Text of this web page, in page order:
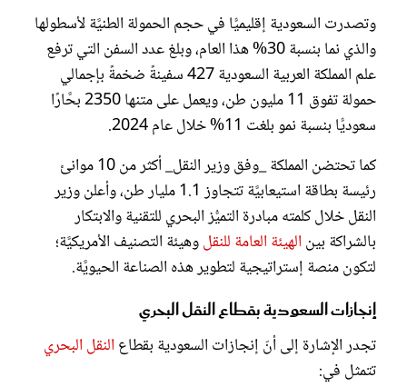
وتصدرت السعودية إقليميًّا في حجم الحمولة الطنيَّة لأسطولها
والذي نما بنسبة 30% هذا العام، وبلغ عدد السفن التي ترفع
علم المملكة العربية السعودية 427 سفينةً ضخمةً بإجمالي
حمولة تفوق 11 مليون طن، ويعمل على متنها 2350 بحَّارًا
سعوديًّا بنسبة نمو بلغت 11% خلال عام 2024.
كما تحتضن المملكة _وفق وزير النقل_ أكثر من 10 موانئ
رئيسة بطاقة استيعابيَّة تتجاوز 1.1 مليار طن، وأعلن وزير
النقل خلال كلمته مبادرة التميُّز البحري للتقنية والابتكار
بالشراكة بين الهيئة العامة للنقلوهيئة التصنيف الأمريكيَّة؛
لتكون منصة إستراتيجية لتطوير هذه الصناعة الحيويَّة.
إنجازات السعودية بقطاع النقل البحري
تجدر الإشارة إلى أنّ إنجازات السعودية بقطاع النقل البحري
تتمثل في: